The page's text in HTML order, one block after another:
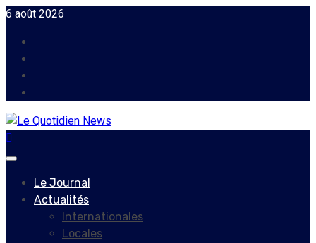
Skip
content
6 août 2026
Primary
Le Journal
Actualités
Internationales
Locales